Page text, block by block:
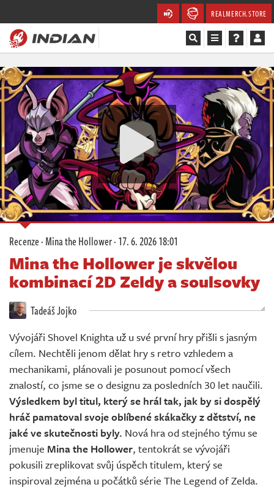
REALMERCH.STORE
Magazín
Recenze
Videa
Soutěže
Databáze
Komunita
Redakce
Živě
Recenze·Mina the Hollower·17. 6. 2026 18:01
Mina the Hollower je skvělou
kombinací 2D Zeldy a soulsovky
Tadeáš Jojko
Vývojáři Shovel Knighta už u své první hry přišli s jasným
cílem. Nechtěli jenom dělat hry s retro vzhledem a
mechanikami, plánovali je posunout pomocí všech
znalostí, co jsme se o designu za posledních 30 let naučili.
Výsledkem byl titul, který se hrál tak, jak by si dospělý
hráč pamatoval svoje oblíbené skákačky z dětství, ne
jaké ve skutečnosti byly. Nová hra od stejného týmu se
jmenuje Mina the Hollower, tentokrát se vývojáři
pokusili zreplikovat svůj úspěch titulem, který se
inspiroval zejména u počátků série The Legend of Zelda.